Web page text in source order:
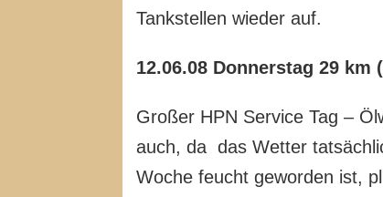
Tankstellen wieder auf.
12.06.08 Donnerstag 29
Großer HPN Service Tag –
auch, da das Wetter
Woche feucht geworden ist,